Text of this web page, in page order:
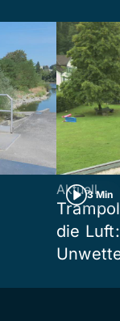
3 Min
Aktuell
die